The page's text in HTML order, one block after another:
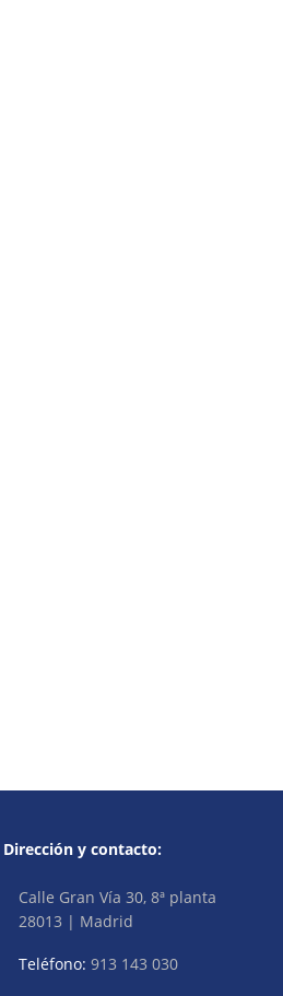
Dirección y contacto:
Calle Gran Vía 30, 8ª planta
28013 | Madrid
Teléfono: 913 143 030